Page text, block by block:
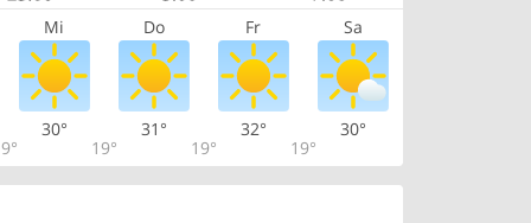
Mi Do Fr Sa
30°
19°
31°
19°
32°
19°
30°